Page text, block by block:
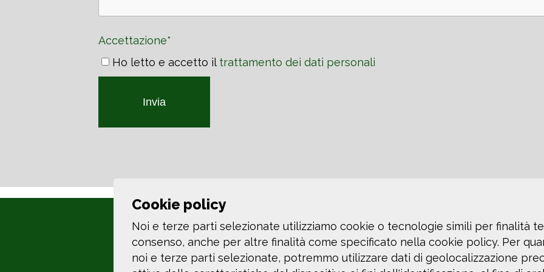
Accettazione*
Ho letto e accetto il trattamento dei dati personali
Invia
Cookie policy
Noi e terze parti selezionate utilizziamo cookie o tecnologie simili per finalità
consenso, anche per altre finalità come specificato nella cookie policy. Per
noi e terze parti selezionate, potremmo utilizzare dati di geolocalizzazione